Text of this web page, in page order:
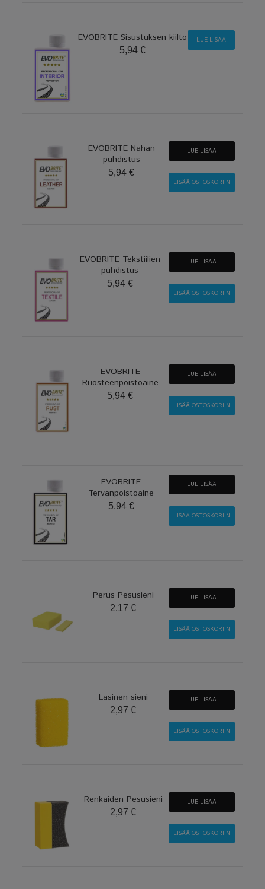
EVOBRITE Sisustuksen kiilto
5,94 €
LUE LISÄÄ
EVOBRITE Nahan
puhdistus
5,94 €
LUE LISÄÄ
EVOBRITE Tekstiilien
puhdistus
5,94 €
LUE LISÄÄ
EVOBRITE
Ruosteenpoistoaine
5,94 €
LUE LISÄÄ
EVOBRITE
Tervanpoistoaine
5,94 €
LUE LISÄÄ
Perus Pesusieni
2,17 €
LUE LISÄÄ
Lasinen sieni
2,97 €
LUE LISÄÄ
Renkaiden Pesusieni
2,97 €
LUE LISÄÄ